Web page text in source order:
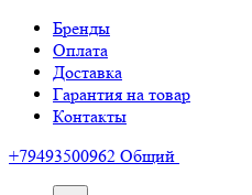
Бренды
Оплата
Доставка
Гарантия на товар
Контакты
+79493500962 Общий